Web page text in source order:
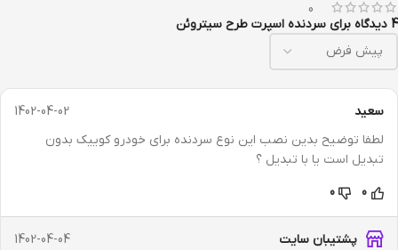
0
4 دیدگاه برای
سردنده اسپرت طرح سیتروئن
سعيد
1402-04-02
لطفا توضيح بدين نصب اين نوع سردنده براي خودرو كوييك بدون
تبديل است يا با تبديل ؟
0
0
پشتیبان سایت
1402-04-04